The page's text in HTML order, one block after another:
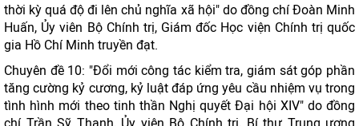
thời kỳ quá độ đi lên chủ nghĩa xã hội" do đồng chí Đoàn Minh
Huấn, Ủy viên Bộ Chính trị, Giám đốc Học viện Chính trị quốc
gia Hồ Chí Minh truyền đạt.
Chuyên đề 10: "Đổi mới công tác kiểm tra, giám sát góp phần
tăng cường kỷ cương, kỷ luật đáp ứng yêu cầu nhiệm vụ trong
tình hình mới theo tinh thần Nghị quyết Đại hội XIV" do đồng